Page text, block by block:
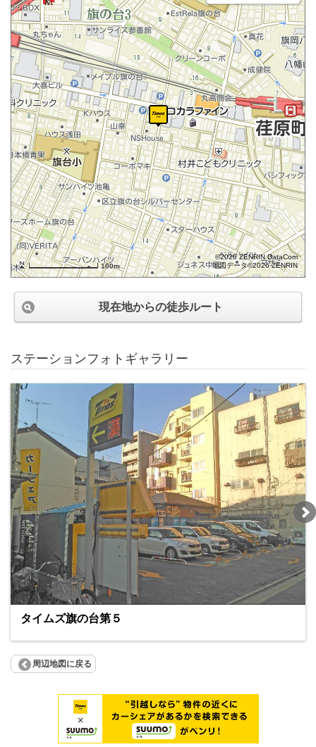
100m
©2026 ZENRIN DataCom
地図データ©2026 ZENRIN
現在地からの徒歩ルート
ステーションフォトギャラリー
タイムズ旗の台第５
周辺地図に戻る